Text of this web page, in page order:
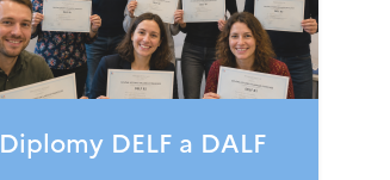
Diplomy DELF a DALF